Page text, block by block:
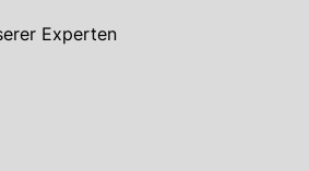
Experten